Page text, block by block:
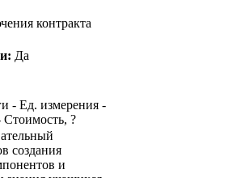
контракта
Да
- Ед. измерения -
Стоимость, ?
создания
и